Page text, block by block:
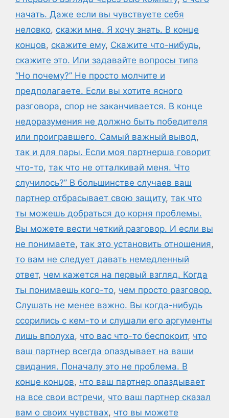
начать. Даже если вы чувствуете себя
неловко, скажи мне. Я хочу знать. В конце
концов, скажите ему, Скажите что-нибудь,
скажите это. Или задавайте вопросы типа
“Но почему?” Не просто молчите и
предполагаете. Если вы хотите ясного
разговора, спор не заканчивается. В конце
недоразумения не должно быть победителя
или проигравшего. Самый важный вывод,
так и для пары. Если моя партнерша говорит
что-то, так что не отталкивай меня. Что
случилось?” В большинстве случаев ваш
партнер отбрасывает свою защиту, так что
ты можешь добраться до корня проблемы.
Вы можете вести четкий разговор. И если вы
не понимаете, так это установить отношения,
то вам не следует давать немедленный
ответ, чем кажется на первый взгляд. Когда
ты понимаешь кого-то, чем просто разговор.
Слушать не менее важно. Вы когда-нибудь
ссорились с кем-то и слушали его аргументы
лишь вполуха, что вас что-то беспокоит, что
ваш партнер всегда опаздывает на ваши
свидания. Поначалу это не проблема. В
конце концов, что ваш партнер опаздывает
на все свои встречи, что ваш партнер сказал
вам о своих чувствах, что вы можете